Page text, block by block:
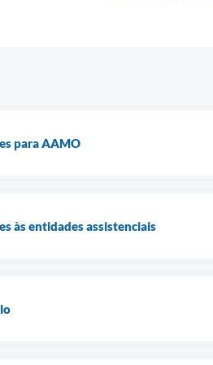
para AAMO
às entidades assistenciais